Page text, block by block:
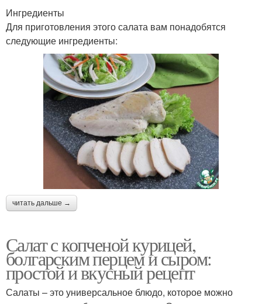
Ингредиенты
Для приготовления этого салата вам понадобятся
следующие ингредиенты:
читать дальше →
Салат с копченой курицей,
болгарским перцем и сыром:
простой и вкусный рецепт
Салаты – это универсальное блюдо, которое можно